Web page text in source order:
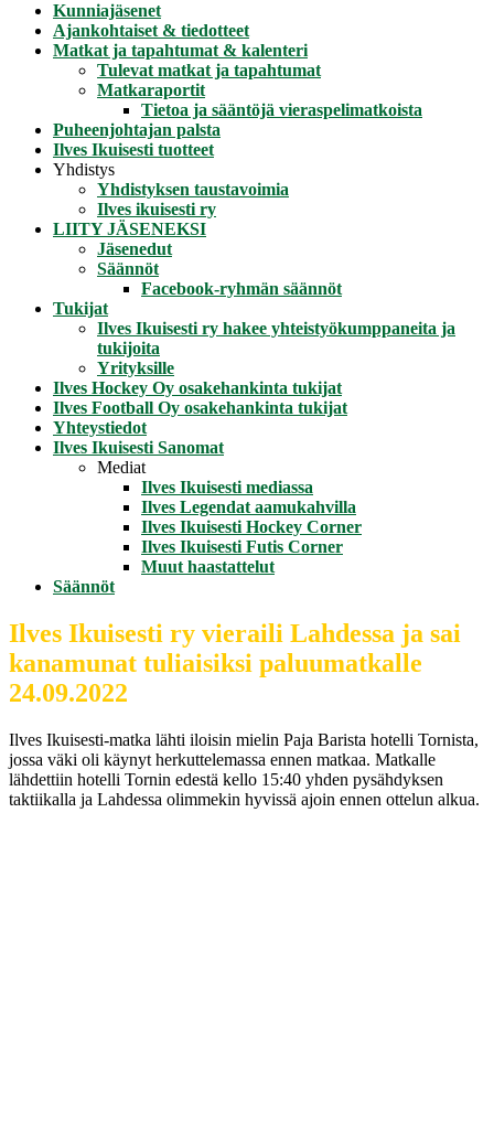
Kunniajäsenet
Ajankohtaiset & tiedotteet
Matkat ja tapahtumat & kalenteri
Tulevat matkat ja tapahtumat
Matkaraportit
Tietoa ja sääntöjä vieraspelimatkoista
Puheenjohtajan palsta
Ilves Ikuisesti tuotteet
Yhdistys
Yhdistyksen taustavoimia
Ilves ikuisesti ry
LIITY JÄSENEKSI
Jäsenedut
Säännöt
Facebook-ryhmän säännöt
Tukijat
Ilves Ikuisesti ry hakee yhteistyökumppaneita ja
tukijoita
Yrityksille
Ilves Hockey Oy osakehankinta tukijat
Ilves Football Oy osakehankinta tukijat
Yhteystiedot
Ilves Ikuisesti Sanomat
Mediat
Ilves Ikuisesti mediassa
Ilves Legendat aamukahvilla
Ilves Ikuisesti Hockey Corner
Ilves Ikuisesti Futis Corner
Muut haastattelut
Säännöt
Ilves Ikuisesti ry vieraili Lahdessa ja sai
kanamunat tuliaisiksi paluumatkalle
24.09.2022
Ilves Ikuisesti-matka lähti iloisin mielin Paja Barista hotelli Tornista,
jossa väki oli käynyt herkuttelemassa ennen matkaa. Matkalle
lähdettiin hotelli Tornin edestä kello 15:40 yhden pysähdyksen
taktiikalla ja Lahdessa olimmekin hyvissä ajoin ennen ottelun alkua.